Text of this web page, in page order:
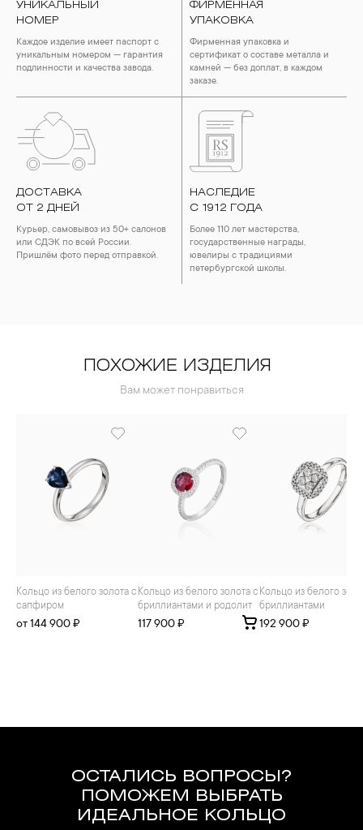
УНИКАЛЬНЫЙ
НОМЕР
Каждое изделие имеет паспорт с
уникальным номером — гарантия
подлинности и качества завода.
ФИРМЕННАЯ
УПАКОВКА
Фирменная упаковка и
сертификат о составе металла и
камней — без доплат, в каждом
заказе.
ДОСТАВКА
ОТ 2 ДНЕЙ
Курьер, самовывоз из 50+ салонов
или СДЭК по всей России.
Пришлём фото перед отправкой.
НАСЛЕДИЕ
С 1912 ГОДА
Более 110 лет мастерства,
государственные награды,
ювелиры с традициями
петербургской школы.
ПОХОЖИЕ ИЗДЕЛИЯ
Вам может понравиться
Кольцо из белого золота с
сапфиром
от 144 900 ₽
Кольцо из белого золота с
бриллиантами и родолит
117 900 ₽
Кольцо из белого золота с
бриллиантами
192 900 ₽
ОСТАЛИСЬ ВОПРОСЫ?
ПОМОЖЕМ ВЫБРАТЬ
ИДЕАЛЬНОЕ КОЛЬЦО